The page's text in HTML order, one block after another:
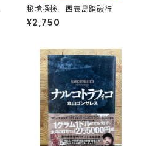
秘境探検 西表島踏破行
¥2,750